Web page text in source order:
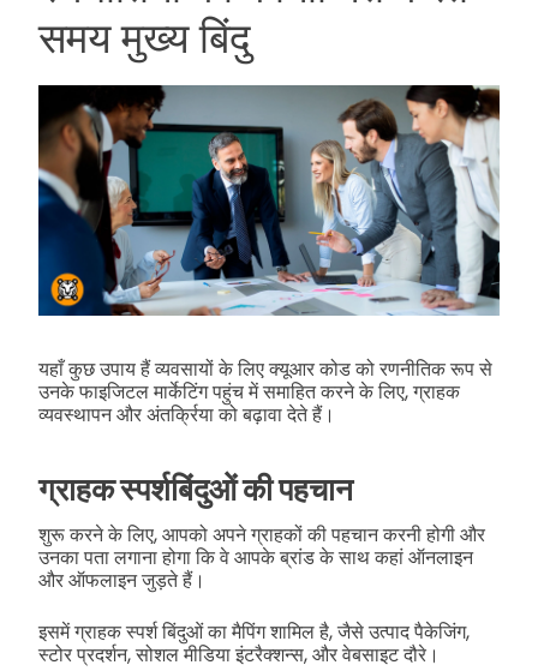
समय मुख्य बिंदु
यहाँ कुछ उपाय हैं व्यवसायों के लिए क्यूआर कोड को रणनीतिक रूप से
उनके फाइजिटल मार्केटिंग पहुंच में समाहित करने के लिए, ग्राहक
व्यवस्थापन और अंतर्क्रिया को बढ़ावा देते हैं।
ग्राहक स्पर्शबिंदुओं की पहचान
शुरू करने के लिए, आपको अपने ग्राहकों की पहचान करनी होगी और
उनका पता लगाना होगा कि वे आपके ब्रांड के साथ कहां ऑनलाइन
और ऑफलाइन जुड़ते हैं।
इसमें ग्राहक स्पर्श बिंदुओं का मैपिंग शामिल है, जैसे उत्पाद पैकेजिंग,
स्टोर प्रदर्शन, सोशल मीडिया इंटरैक्शन्स, और वेबसाइट दौरे।